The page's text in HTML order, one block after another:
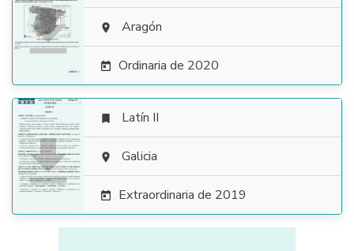
  Aragón
 Ordinaria de 2020

 Latín II
 Galicia
 Extraordinaria de 2019